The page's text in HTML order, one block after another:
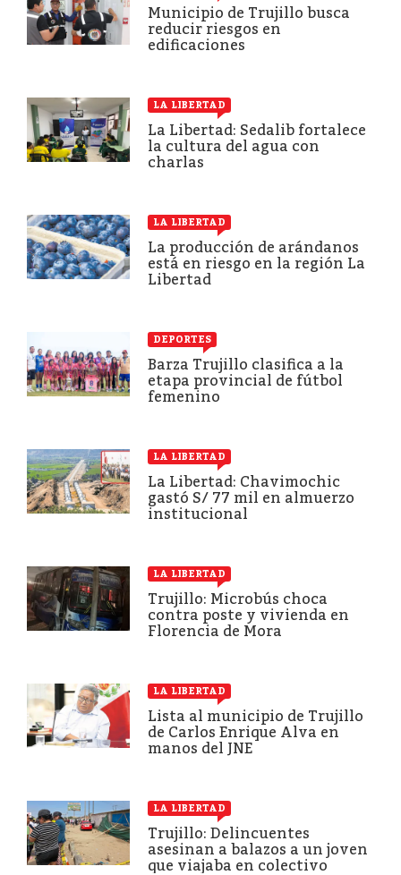
Municipio de Trujillo busca
reducir riesgos en
edificaciones
LA LIBERTAD
La Libertad: Sedalib fortalece
la cultura del agua con
charlas
LA LIBERTAD
La producción de arándanos
está en riesgo en la región La
Libertad
DEPORTES
Barza Trujillo clasifica a la
etapa provincial de fútbol
femenino
LA LIBERTAD
La Libertad: Chavimochic
gastó S/ 77 mil en almuerzo
institucional
LA LIBERTAD
Trujillo: Microbús choca
contra poste y vivienda en
Florencia de Mora
LA LIBERTAD
Lista al municipio de Trujillo
de Carlos Enrique Alva en
manos del JNE
LA LIBERTAD
Trujillo: Delincuentes
asesinan a balazos a un joven
que viajaba en colectivo